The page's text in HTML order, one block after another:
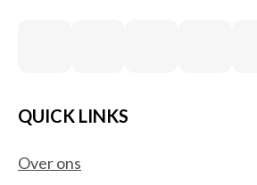
QUICK LINKS
Over ons